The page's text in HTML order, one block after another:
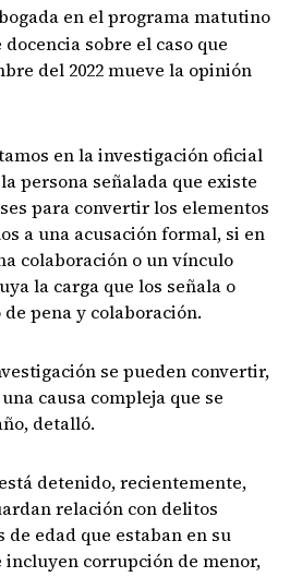
en el programa matutino
sobre el caso que
del 2022 mueve la opinión
en la investigación oficial
persona señalada que existe
para convertir los elementos
a una acusación formal, si en
colaboración o un vínculo
la carga que los señala o
pena y colaboración.
se pueden convertir,
causa compleja que se
detalló.
detenido, recientemente,
relación con delitos
edad que estaban en su
corrupción de menor,